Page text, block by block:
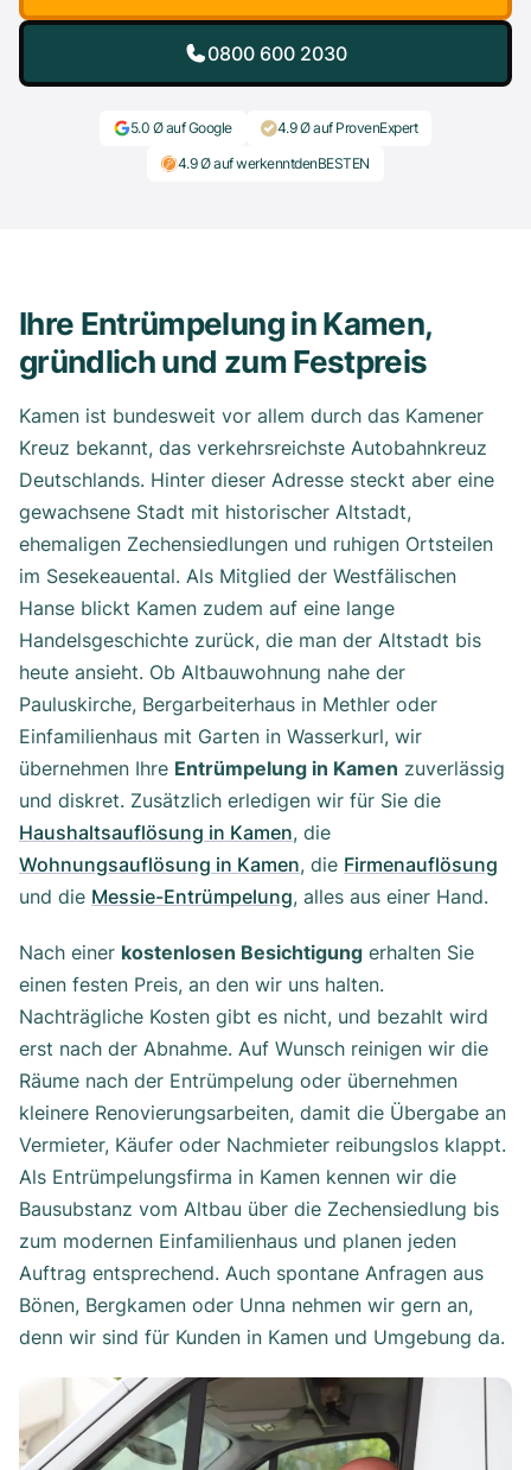
0800 600 2030
5.0 Ø auf Google
4.9 Ø auf ProvenExpert
4.9 Ø auf werkenntdenBESTEN
Ihre Entrümpelung in Kamen,
gründlich und zum Festpreis
Kamen ist bundesweit vor allem durch das Kamener
Kreuz bekannt, das verkehrsreichste Autobahnkreuz
Deutschlands. Hinter dieser Adresse steckt aber eine
gewachsene Stadt mit historischer Altstadt,
ehemaligen Zechensiedlungen und ruhigen Ortsteilen
im Sesekeauental. Als Mitglied der Westfälischen
Hanse blickt Kamen zudem auf eine lange
Handelsgeschichte zurück, die man der Altstadt bis
heute ansieht. Ob Altbauwohnung nahe der
Pauluskirche, Bergarbeiterhaus in Methler oder
Einfamilienhaus mit Garten in Wasserkurl, wir
übernehmen Ihre Entrümpelung in Kamen zuverlässig
und diskret. Zusätzlich erledigen wir für Sie die
Haushaltsauflösung in Kamen, die
Wohnungsauflösung in Kamen, die Firmenauflösung
und die Messie-Entrümpelung, alles aus einer Hand.
Nach einer kostenlosen Besichtigung erhalten Sie
einen festen Preis, an den wir uns halten.
Nachträgliche Kosten gibt es nicht, und bezahlt wird
erst nach der Abnahme. Auf Wunsch reinigen wir die
Räume nach der Entrümpelung oder übernehmen
kleinere Renovierungsarbeiten, damit die Übergabe an
Vermieter, Käufer oder Nachmieter reibungslos klappt.
Als Entrümpelungsfirma in Kamen kennen wir die
Bausubstanz vom Altbau über die Zechensiedlung bis
zum modernen Einfamilienhaus und planen jeden
Auftrag entsprechend. Auch spontane Anfragen aus
Bönen, Bergkamen oder Unna nehmen wir gern an,
denn wir sind für Kunden in Kamen und Umgebung da.